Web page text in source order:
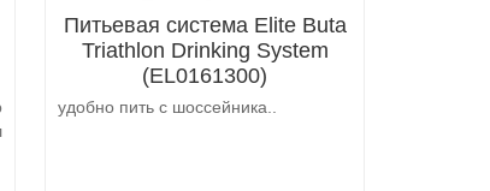
Питьевая система Elite Buta
Triathlon Drinking System
(EL0161300)
удобно пить с шоссейника..